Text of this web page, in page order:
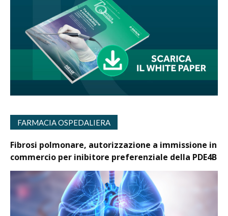
FARMACIA OSPEDALIERA
Fibrosi polmonare, autorizzazione a immissione in
commercio per inibitore preferenziale della PDE4B